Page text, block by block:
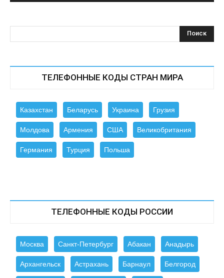
ТЕЛЕФОННЫЕ КОДЫ СТРАН МИРА
Казахстан Беларусь Украина Грузия
Молдова Армения США Великобритания
Германия Турция Польша
ТЕЛЕФОННЫЕ КОДЫ РОССИИ
Москва Санкт-Петербург Абакан Анадырь
Архангельск Астрахань Барнаул Белгород